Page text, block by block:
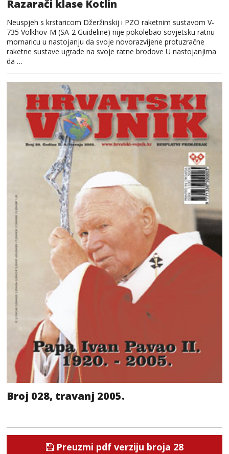
Razarači klase Kotlin
Neuspjeh s krstaricom Džeržinskij i PZO raketnim sustavom V-
735 Volkhov-M (SA-2 Guideline) nije pokolebao sovjetsku ratnu
mornaricu u nastojanju da svoje novorazvijene protuzračne
raketne sustave ugrade na svoje ratne brodove U nastojanjima
da …
Broj 028, travanj 2005.
Preuzmi pdf verziju broja 28